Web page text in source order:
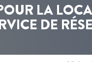
LA
DE